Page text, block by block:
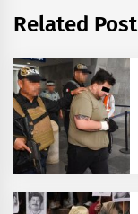
Related Post